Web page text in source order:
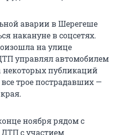
аварии в Шерегеше
накануне в соцсетях.
на улице
управлял автомобилем
публикаций
трое пострадавших —
ноября рядом с
ДТП с участием